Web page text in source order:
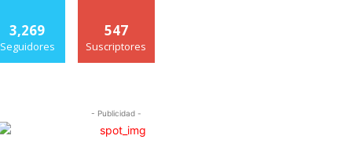
3,269
Seguidores
547
Suscriptores
- Publicidad -